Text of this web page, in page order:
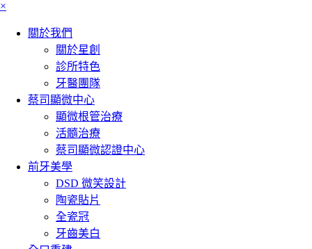
×
關於我們
關於星創
診所特色
牙醫團隊
蔡司顯微中心
顯微根管治療
活髓治療
蔡司顯微認證中心
前牙美學
DSD 微笑設計
陶瓷貼片
全瓷冠
牙齒美白